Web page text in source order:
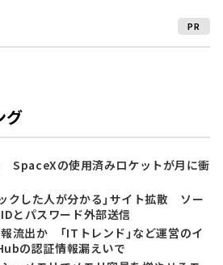
PR
グ
SpaceXの使用済みロケットが月に衝
クした人が分かる」サイト拡散 ソー
とパスワード外部送信
流出か 「ITトレンド」など運営のイ
の認証情報漏えいで